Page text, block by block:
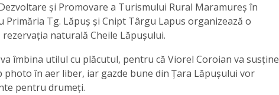
și Promovare a Turismului Rural Maramureș în
Primăria Tg. Lăpuș și Cnipt Târgu Lapus organizează o
naturală Cheile Lăpușului.
îmbina utilul cu plăcutul, pentru că Viorel Coroian va susține
photo în aer liber, iar gazde bune din Țara Lăpușului vor
pentru drumeți.